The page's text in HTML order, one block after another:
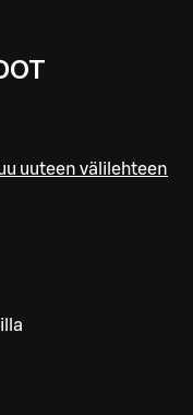
uuteen välilehteen